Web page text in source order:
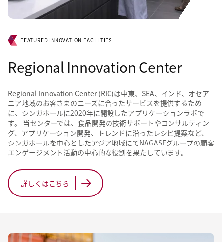
FEATURED INNOVATION FACILITIES
Regional Innovation Center
Regional Innovation Center (RIC)は中東、SEA、インド、オセア
ニア地域のお客さまのニーズに合ったサービスを提供するため
に、シンガポールに2020年に開設したアプリケーションラボで
す。 当センターでは、食品開発の技術サポートやコンサルティン
グ、アプリケーション開発、トレンドに沿ったレシピ提案など、
シンガポールを中心としたアジア地域にてNAGASEグループの顧客
エンゲージメント活動の中心的な役割を果たしています。
詳しくはこちら